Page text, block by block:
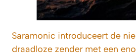
Saramonic introduceert de
draadloze zender met een